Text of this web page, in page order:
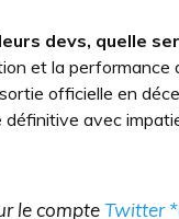
devs, quelle
et la performance
officielle en
définitive avec
le compteTwitter